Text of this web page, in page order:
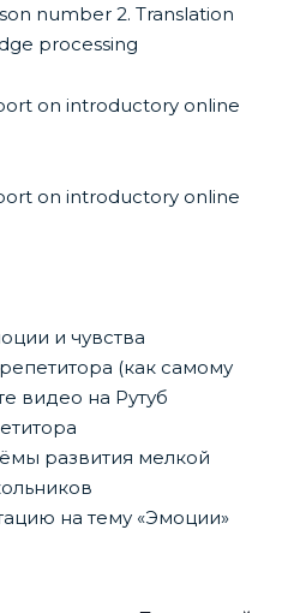
number 2. Translation
processing
on introductory online
on introductory online
и чувства
(как самому
видео на Рутуб
развития мелкой
на тему «Эмоции»